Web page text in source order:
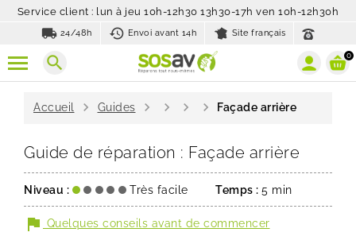
Service client : lun à jeu 10h-12h30 13h30-17h ven 10h-12h30h
local_shipping 24/48h history_toggle_off
Envoi avant 14h Site français
search 0
Accueil chevron_right Guides chevron_right chevron_right chevron_right chevron_right Façade arrière
Guide de réparation : Façade arrière
Niveau : Très facile Temps : 5 min
flag Quelques conseils avant de commencer